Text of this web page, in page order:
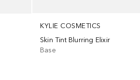
KYLIE COSMETICS
Skin Tint Blurring Elixir
Base